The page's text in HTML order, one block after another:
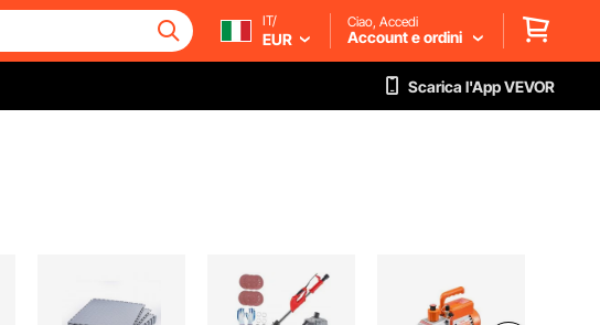
IT/
EUR
Ciao, Accedi
Account e ordini
Scarica l'App VEVOR